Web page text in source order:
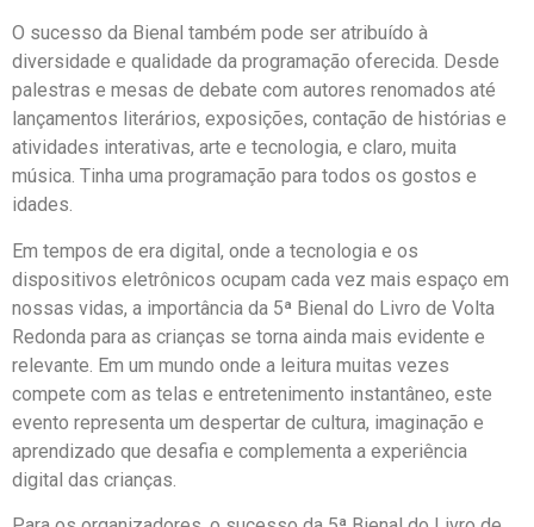
O sucesso da Bienal também pode ser atribuído à
diversidade e qualidade da programação oferecida. Desde
palestras e mesas de debate com autores renomados até
lançamentos literários, exposições, contação de histórias e
atividades interativas, arte e tecnologia, e claro, muita
música. Tinha uma programação para todos os gostos e
idades.
Em tempos de era digital, onde a tecnologia e os
dispositivos eletrônicos ocupam cada vez mais espaço em
nossas vidas, a importância da 5ª Bienal do Livro de Volta
Redonda para as crianças se torna ainda mais evidente e
relevante. Em um mundo onde a leitura muitas vezes
compete com as telas e entretenimento instantâneo, este
evento representa um despertar de cultura, imaginação e
aprendizado que desafia e complementa a experiência
digital das crianças.